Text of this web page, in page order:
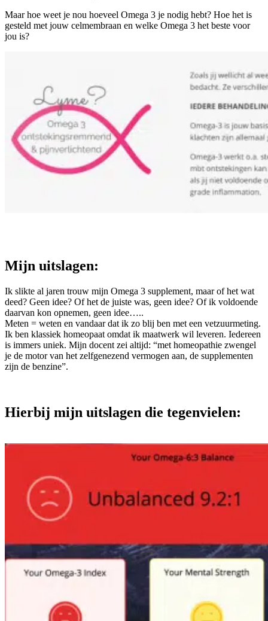
Maar hoe weet je nou hoeveel Omega 3 je nodig hebt? Hoe het is
gesteld met jouw celmembraan en welke Omega 3 het beste voor
jou is?
Mijn uitslagen:
Ik slikte al jaren trouw mijn Omega 3 supplement, maar of het wat
deed? Geen idee? Of het de juiste was, geen idee? Of ik voldoende
daarvan kon opnemen, geen idee…..
Meten = weten en vandaar dat ik zo blij ben met een vetzuurmeting.
Ik ben klassiek homeopaat omdat ik maatwerk wil leveren. Iedereen
is immers uniek. Mijn docent zei altijd: “met homeopathie zwengel
je de motor van het zelfgenezend vermogen aan, de supplementen
zijn de benzine”.
Hierbij mijn uitslagen die tegenvielen: